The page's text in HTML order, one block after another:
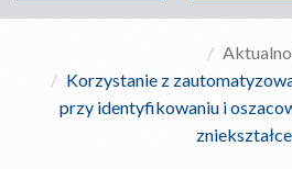
Korzystanie z
przy identyfikowaniu i